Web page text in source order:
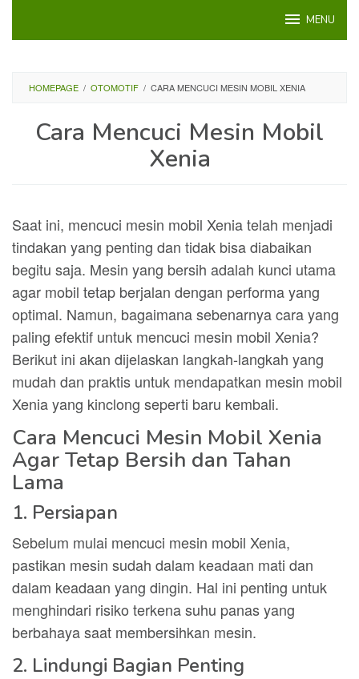
MENU
HOMEPAGE / OTOMOTIF / CARA MENCUCI MESIN MOBIL XENIA
Cara Mencuci Mesin Mobil
Xenia
Saat ini, mencuci mesin mobil Xenia telah menjadi
tindakan yang penting dan tidak bisa diabaikan
begitu saja. Mesin yang bersih adalah kunci utama
agar mobil tetap berjalan dengan performa yang
optimal. Namun, bagaimana sebenarnya cara yang
paling efektif untuk mencuci mesin mobil Xenia?
Berikut ini akan dijelaskan langkah-langkah yang
mudah dan praktis untuk mendapatkan mesin mobil
Xenia yang kinclong seperti baru kembali.
Cara Mencuci Mesin Mobil Xenia
Agar Tetap Bersih dan Tahan
Lama
1. Persiapan
Sebelum mulai mencuci mesin mobil Xenia,
pastikan mesin sudah dalam keadaan mati dan
dalam keadaan yang dingin. Hal ini penting untuk
menghindari risiko terkena suhu panas yang
berbahaya saat membersihkan mesin.
2. Lindungi Bagian Penting